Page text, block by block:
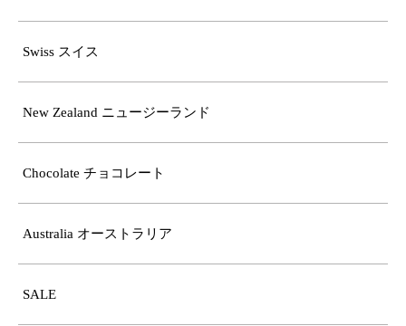
Swiss スイス
New Zealand ニュージーランド
Chocolate チョコレート
Australia オーストラリア
SALE